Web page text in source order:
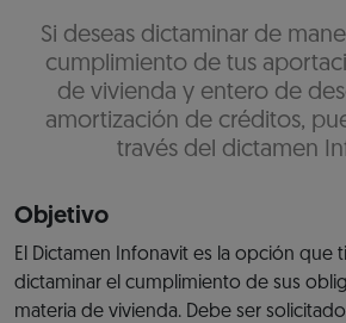
Si deseas dictaminar de
cumplimiento de tus
de vivienda y entero de
amortización de créditos,
través del dictamen
Objetivo
El Dictamen Infonavit es la opción que
dictaminar el cumplimiento de sus
materia de vivienda. Debe ser